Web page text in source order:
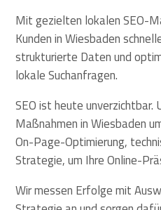
Mit gezielten lokalen SEO-
Kunden in Wiesbaden
strukturierte Daten und
lokale Suchanfragen.
SEO ist heute unverzichtbar.
Maßnahmen in Wiesbaden
On-Page-Optimierung,
Strategie, um Ihre Online-
Wir messen Erfolge mit